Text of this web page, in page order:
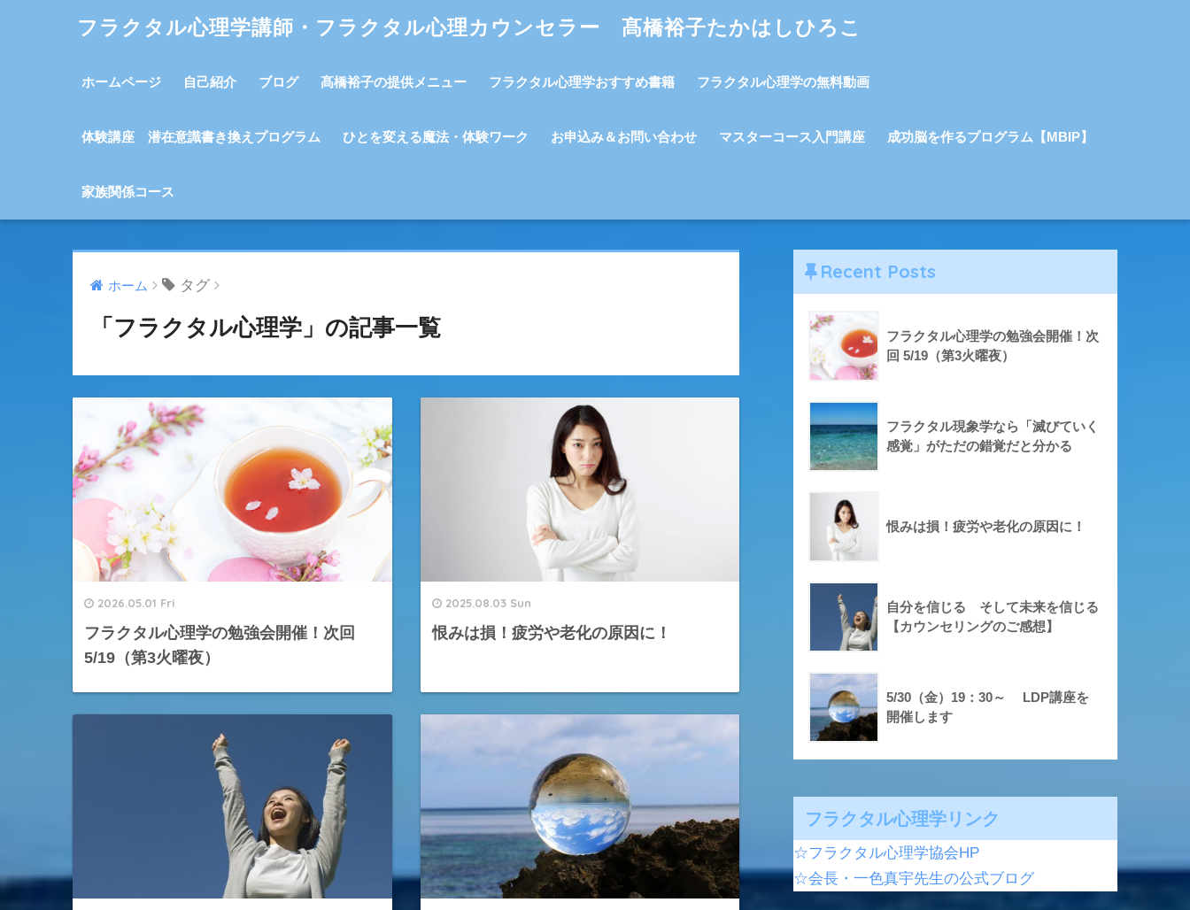
フラクタル心理学講師・フラクタル心理カウンセラー 髙橋裕子たかはしひろこ
ホームページ 自己紹介 ブログ 髙橋裕子の提供メニュー フラクタル心理学おすすめ書籍 フラクタル心理学の無料動画
体験講座 潜在意識書き換えプログラム ひとを変える魔法・体験ワーク お申込み＆お問い合わせ マスターコース入門講座 成功脳を作るプログラム【MBIP】
家族関係コース
ホーム タグ
「フラクタル心理学」の記事一覧
2026.05.01 Fri
フラクタル心理学の勉強会開催！次回
5/19（第3火曜夜）
2025.08.03 Sun
恨みは損！疲労や老化の原因に！
Recent Posts
フラクタル心理学の勉強会開催！次
回 5/19（第3火曜夜）
フラクタル現象学なら「滅びていく
感覚」がただの錯覚だと分かる
恨みは損！疲労や老化の原因に！
自分を信じる そして未来を信じる
【カウンセリングのご感想】
5/30（金）19：30～ LDP講座を
開催します
フラクタル心理学リンク
☆フラクタル心理学協会HP
☆会長・一色真宇先生の公式ブログ